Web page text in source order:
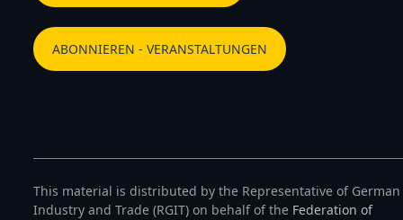
ABONNIEREN - VERANSTALTUNGEN
This material is distributed by the Representative of German
Industry and Trade (RGIT) on behalf of the Federation of